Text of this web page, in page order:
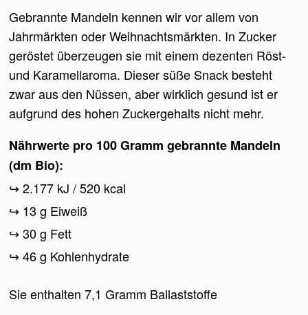
Gebrannte Mandeln kennen wir vor allem von
Jahrmärkten oder Weihnachtsmärkten. In Zucker
geröstet überzeugen sie mit einem dezenten Röst-
und Karamellaroma. Dieser süße Snack besteht
zwar aus den Nüssen, aber wirklich gesund ist er
aufgrund des hohen Zuckergehalts nicht mehr.
Nährwerte pro 100 Gramm gebrannte Mandeln
(dm Bio):
2.177 kJ / 520 kcal
13 g Eiweiß
30 g Fett
46 g Kohlenhydrate
Sie enthalten 7,1 Gramm Ballaststoffe